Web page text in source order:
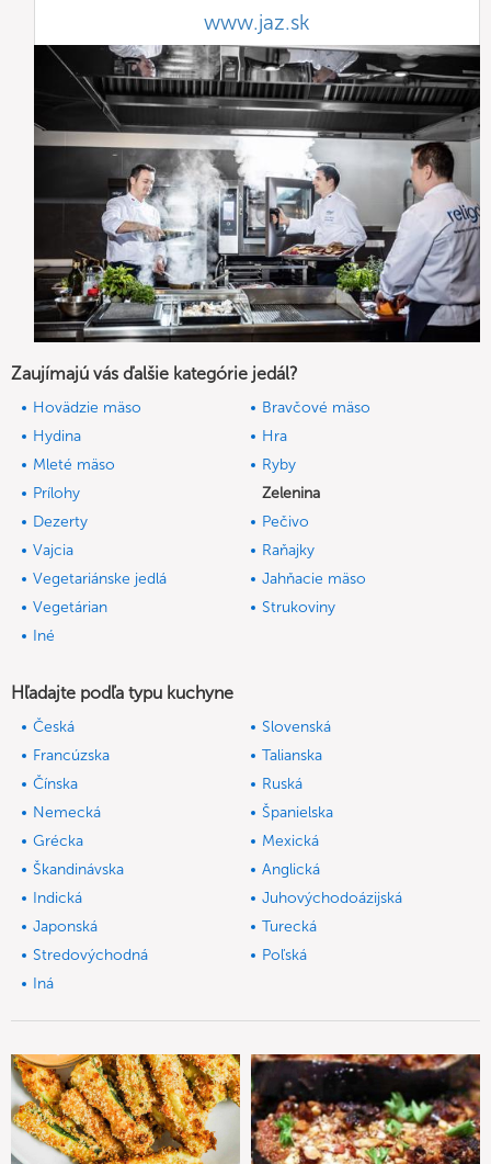
www.jaz.sk
Zaujímajú vás ďalšie kategórie jedál?
Hovädzie mäso
Bravčové mäso
Hydina
Hra
Mleté mäso
Ryby
Prílohy
Zelenina
Dezerty
Pečivo
Vajcia
Raňajky
Vegetariánske jedlá
Jahňacie mäso
Vegetárian
Strukoviny
Iné
Hľadajte podľa typu kuchyne
Česká
Slovenská
Francúzska
Talianska
Čínska
Ruská
Nemecká
Španielska
Grécka
Mexická
Škandinávska
Anglická
Indická
Juhovýchodoázijská
Japonská
Turecká
Stredovýchodná
Poľská
Iná